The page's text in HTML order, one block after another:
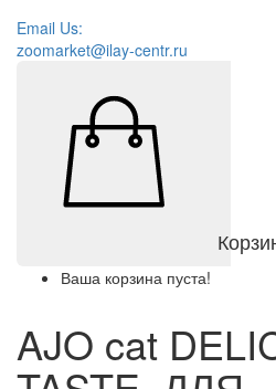
Email Us:
zoomarket@ilay-centr.ru
Ваша корзина пуста!
AJO cat